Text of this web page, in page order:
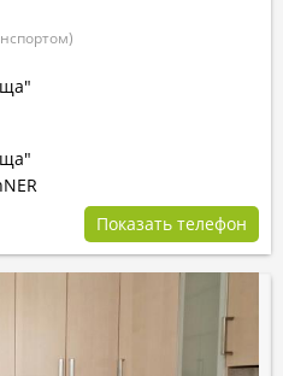
Показать телефон